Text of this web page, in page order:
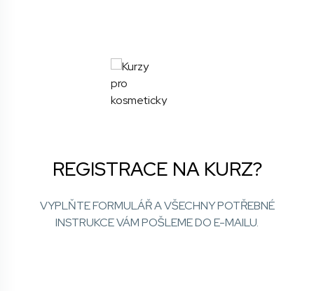
REGISTRACE NA KURZ?
VYPLŇTE FORMULÁŘ A VŠECHNY POTŘEBNÉ
INSTRUKCE VÁM POŠLEME DO E-MAILU.